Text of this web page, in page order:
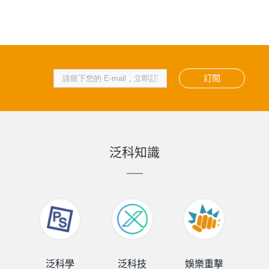
訂閱
泛科知識
泛科學 泛科技 娛樂重擊